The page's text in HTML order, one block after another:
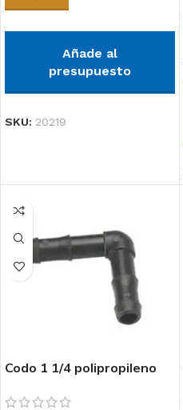
Añade al
presupuesto
SKU: 20219
Codo 1 1/4 polipropileno